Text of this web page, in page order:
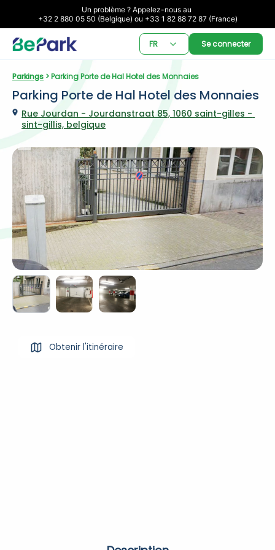
Un problème ? Appelez-nous au
+32 2 880 05 50 (Belgique) ou +33 1 82 88 72 87 (France)
FR Se connecter
Parkings > Parking Porte de Hal Hotel des Monnaies
Parking Porte de Hal Hotel des Monnaies
Rue Jourdan - Jourdanstraat 85, 1060 saint-gilles -
sint-gillis, belgique
Obtenir l'itinéraire